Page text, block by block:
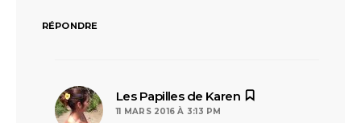
RÉPONDRE
Les Papilles de Karen
11 MARS 2016 À 3:13 PM